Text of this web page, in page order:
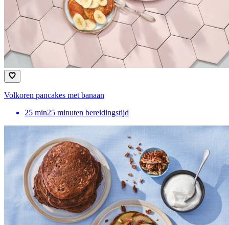
Volkoren pancakes met banaan
25 min25 minuten bereidingstijd